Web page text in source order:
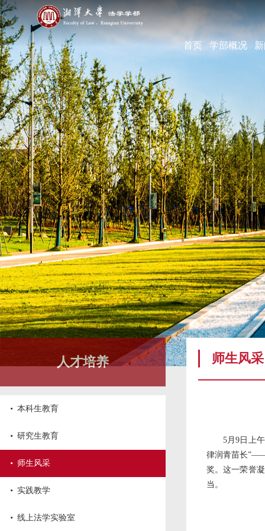
首页 学部概况
现任领导
机构设置
学部宣传片
部长寄语
人才培养
· 本科生教育
· 研究生教育
· 师生风采
· 实践教学
· 线上法学实验室
师生风采
5月9日上
律润青苗长”——
奖。这一荣誉
当。